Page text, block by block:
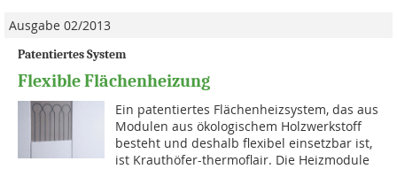
Ausgabe 02/2013
Patentiertes System
Flexible Flächenheizung
Ein patentiertes Flächenheizsystem, das aus
Modulen aus ökologischem Holzwerkstoff
besteht und deshalb flexibel einsetzbar ist,
ist Krauthöfer-thermoflair. Die Heizmodule